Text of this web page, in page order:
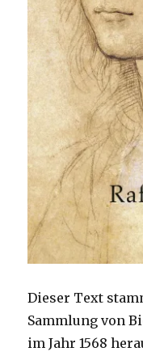
Dieser Text
Sammlung von
im Jahr 1568